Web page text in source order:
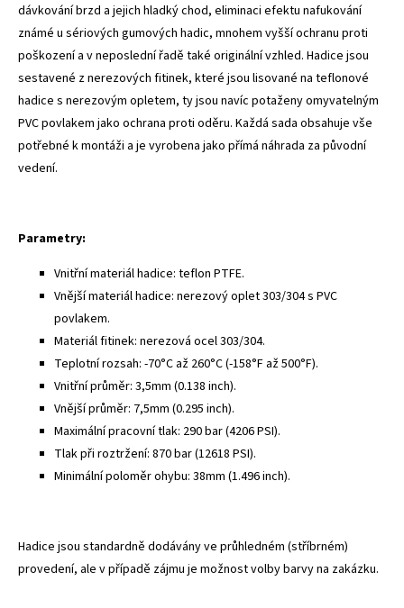
dávkování brzd a jejich hladký chod, eliminaci efektu nafukování
známé u sériových gumových hadic, mnohem vyšší ochranu proti
poškození a v neposlední řadě také originální vzhled. Hadice jsou
sestavené z nerezových fitinek, které jsou lisované na teflonové
hadice s nerezovým opletem, ty jsou navíc potaženy omyvatelným
PVC povlakem jako ochrana proti oděru. Každá sada obsahuje vše
potřebné k montáži a je vyrobena jako přímá náhrada za původní
vedení.
Parametry:
Vnitřní materiál hadice: teflon PTFE.
Vnější materiál hadice: nerezový oplet 303/304 s PVC
povlakem.
Materiál fitinek: nerezová ocel 303/304.
Teplotní rozsah: -70°C až 260°C (-158°F až 500°F).
Vnitřní průměr: 3,5mm (0.138 inch).
Vnější průměr: 7,5mm (0.295 inch).
Maximální pracovní tlak: 290 bar (4206 PSI).
Tlak při roztržení: 870 bar (12618 PSI).
Minimální poloměr ohybu: 38mm (1.496 inch).
Hadice jsou standardně dodávány ve průhledném (stříbrném)
provedení, ale v případě zájmu je možnost volby barvy na zakázku.